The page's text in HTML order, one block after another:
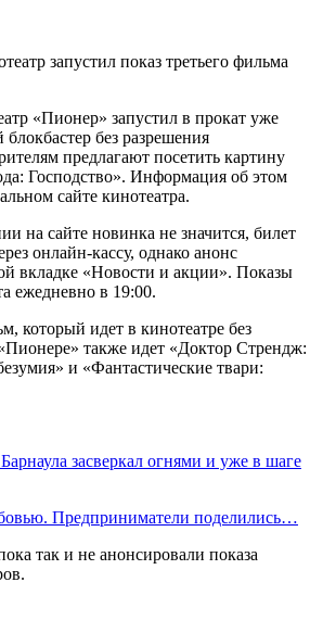
«Пионер» запустил в прокат уже
без разрешения
предлагают посетить картину
Господство». Информация об этом
сайте кинотеатра.
на сайте новинка не значится, билет
онлайн-кассу, однако анонс
вкладке «Новости и акции». Показы
ежедневно в 19:00.
который идет в кинотеатре без
также идет «Доктор Стрендж:
и «Фантастические твари:
засверкал огнями и уже в шаге
Предприниматели поделились…
так и не анонсировали показа